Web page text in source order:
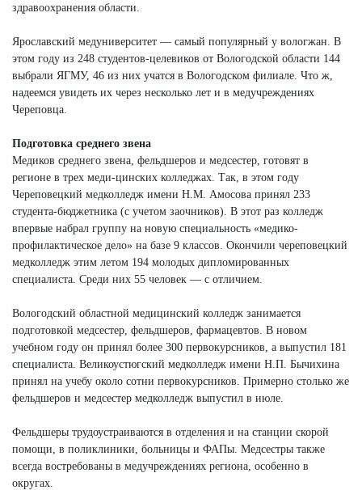
здравоохранения области.
Ярославский медуниверситет — самый популярный у вологжан. В
этом году из 248 студентов-целевиков от Вологодской области 144
выбрали ЯГМУ, 46 из них учатся в Вологодском филиале. Что ж,
надеемся увидеть их через несколько лет и в медучреждениях
Череповца.
Подготовка среднего звена
Медиков среднего звена, фельдшеров и медсестер, готовят в
регионе в трех меди-цинских колледжах. Так, в этом году
Череповецкий медколледж имени Н.М. Амосова принял 233
студента-бюджетника (с учетом заочников). В этот раз колледж
впервые набрал группу на новую специальность «медико-
профилактическое дело» на базе 9 классов. Окончили череповецкий
медколледж этим летом 194 молодых дипломированных
специалиста. Среди них 55 человек — с отличием.
Вологодский областной медицинский колледж занимается
подготовкой медсестер, фельдшеров, фармацевтов. В новом
учебном году он принял более 300 первокурсников, а выпустил 181
специалиста. Великоустюгский медколледж имени Н.П. Бычихина
принял на учебу около сотни первокурсников. Примерно столько же
фельдшеров и медсестер медколледж выпустил в июле.
Фельдшеры трудоустраиваются в отделения и на станции скорой
помощи, в поликлиники, больницы и ФАПы. Медсестры также
всегда востребованы в медучреждениях региона, особенно в
округах.